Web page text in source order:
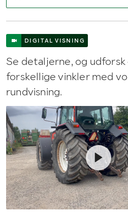
DIGITAL VISNING
Se detaljerne, og
forskellige vinkler med
rundvisning.